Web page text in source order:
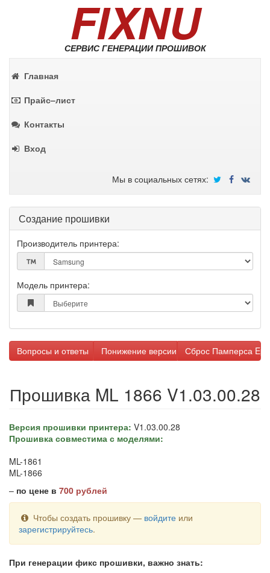
FIXNU
СЕРВИС ГЕНЕРАЦИИ ПРОШИВОК
Главная
Прайс–лист
Контакты
Вход
Мы в социальных сетях:
Создание прошивки
Производитель принтера:
Модель принтера:
Вопросы и ответы Понижение версии прошивкиСброс Памперса
Прошивка ML 1866 V1.03.00.28
Версия прошивки принтера: V1.03.00.28
Прошивка совместима с моделями:
ML-1861
ML-1866
– по цене в 700 рублей
Чтобы создать прошивку — войдитеили
зарегистрируйтесь.
При генерации фикс прошивки, важно знать: